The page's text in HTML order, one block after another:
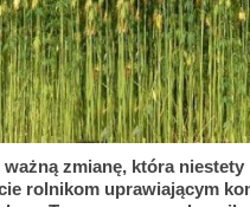
ważną zmianę, która niestety
rolnikom uprawiającym